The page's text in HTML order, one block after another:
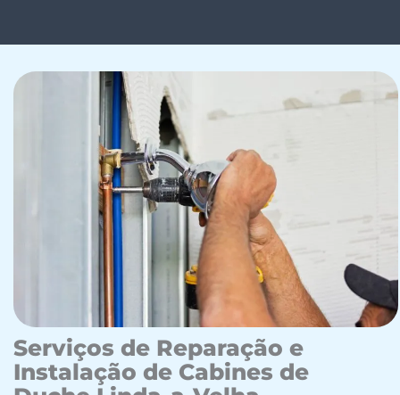
Serviços de Reparação e
Instalação de Cabines de